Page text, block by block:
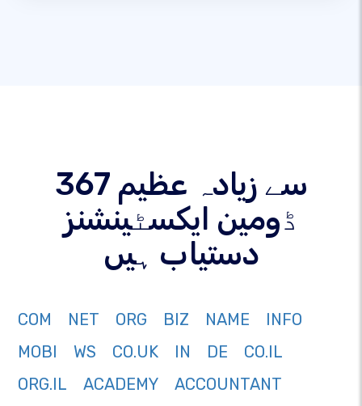
367 سے زیادہ عظیم
ڈومین ایکسٹینشنز
دستیاب ہیں
COM NET ORG BIZ NAME
INFO
MOBI
WS CO.UK IN DE
CO.IL
ORG.IL
ACADEMY
ACCOUNTANT